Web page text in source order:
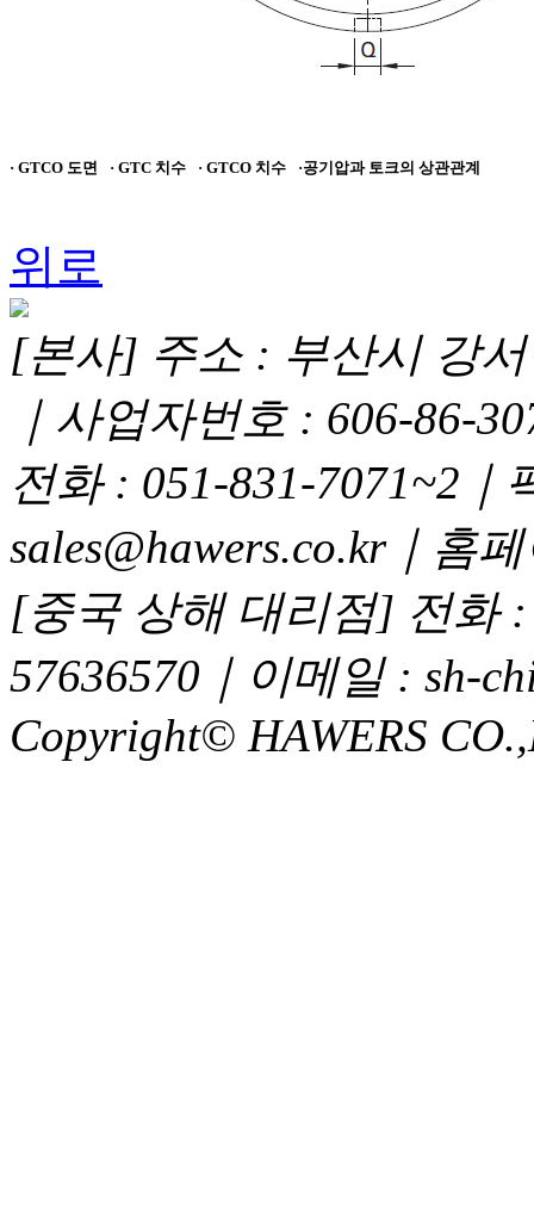
· GTCO 도면 · GTC 치수 · GTCO 치수 ·공기압과 토크의 상관관계
위로
[본사] 주소 : 부산시 강
｜사업자번호 : 606-86-
전화 : 051-831-7071~2
sales@hawers.co.kr｜홈
[중국 상해 대리점] 전화 :
57636570｜이메일 : sh-
Copyright© HAWERS